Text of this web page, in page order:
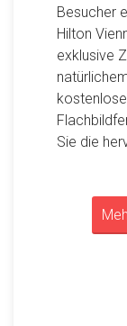
Besucher
Hilton
exklusive
Sie die